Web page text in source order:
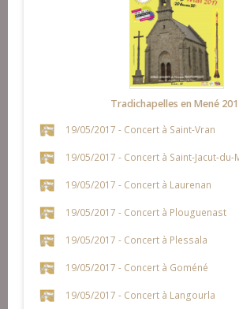
Tradichapelles en Mené
19/05/2017 - Concert à Saint-Vran
19/05/2017 - Concert à Saint-Jacut-du-
19/05/2017 - Concert à Laurenan
19/05/2017 - Concert à Plouguenast
19/05/2017 - Concert à Plessala
19/05/2017 - Concert à Goméné
19/05/2017 - Concert à Langourla